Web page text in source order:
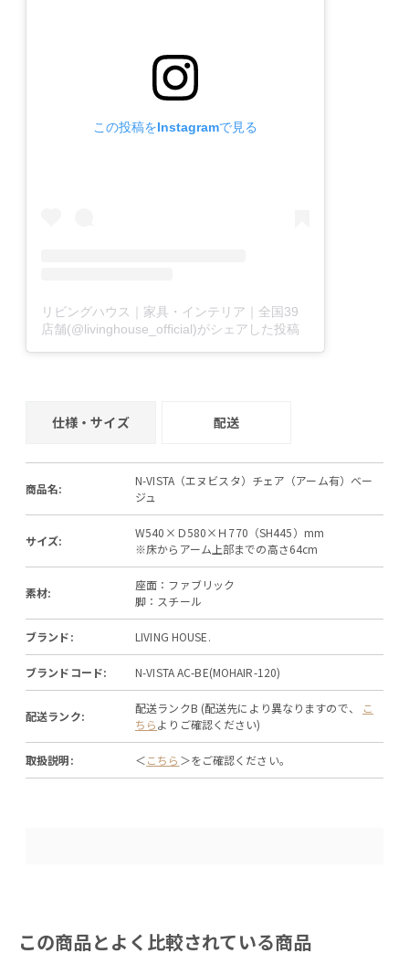
この投稿をInstagramで見る
リビングハウス｜家具・インテリア｜全国39
店舗(@livinghouse_official)がシェアした投稿
仕様・サイズ 配送
商品名:
N-VISTA（エヌビスタ）チェア（アーム有）ベー
ジュ
サイズ:
W540×Ｄ580×Ｈ770（SH445）mm
※床からアーム上部までの高さ64cm
素材:
座面：ファブリック
脚：スチール
ブランド: LIVING HOUSE.
ブランドコード: N-VISTA AC-BE(MOHAIR-120)
配送ランク:
配送ランクB (配送先により異なりますので、
こ
ちらよりご確認ください)
取扱説明: ＜こちら ＞をご確認ください。
この商品とよく比較されている商品